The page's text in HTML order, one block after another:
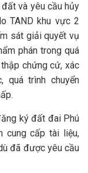
và yêu cầu hủy
TAND khu vực 2
sát giải quyết vụ
phán trong quá
chứng cứ, xác
quá trình chuyển
ký đất đai Phú
cung cấp tài liệu,
đã được yêu cầu